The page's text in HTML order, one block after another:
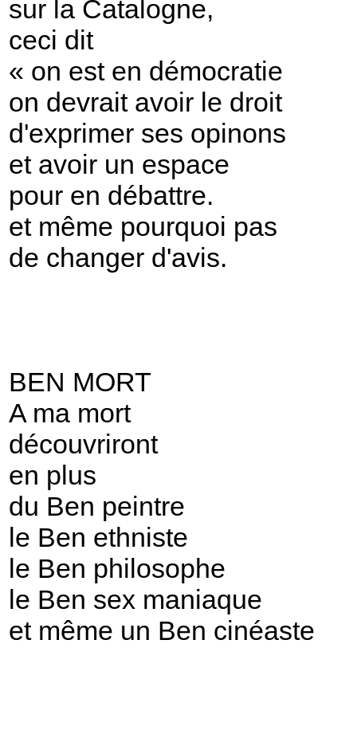
sur la Catalogne,
ceci dit
« on est en démocratie
on devrait avoir le droit
d'exprimer ses opinons
et avoir un espace
pour en débattre.
et même pourquoi pas
de changer d'avis.
BEN MORT
A ma mort
découvriront
en plus
du Ben peintre
le Ben ethniste
le Ben philosophe
le Ben sex maniaque
et même un Ben cinéaste